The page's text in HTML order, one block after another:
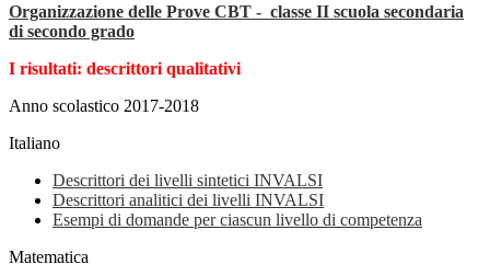
Organizzazione delle Prove CBT - classe II scuola secondaria
di secondo grado
I risultati: descrittori qualitativi
Anno scolastico 2017-2018
Italiano
Descrittori dei livelli sintetici INVALSI
Descrittori analitici dei livelli INVALSI
Esempi di domande per ciascun livello di competenza
Matematica